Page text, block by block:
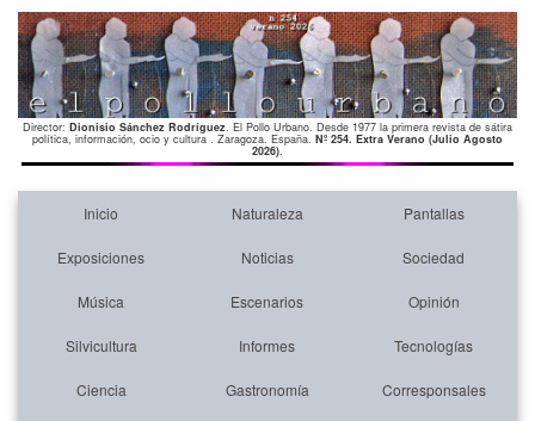
Director: Dionisio Sánchez Rodríguez. El Pollo Urbano. Desde 1977 la primera revista de sátira
política, información, ocio y cultura . Zaragoza. España. Nº 254. Extra Verano (Julio Agosto
2026).
Inicio Naturaleza Pantallas
Exposiciones Noticias Sociedad
Música Escenarios Opinión
Silvicultura Informes Tecnologías
Ciencia Gastronomía Corresponsales